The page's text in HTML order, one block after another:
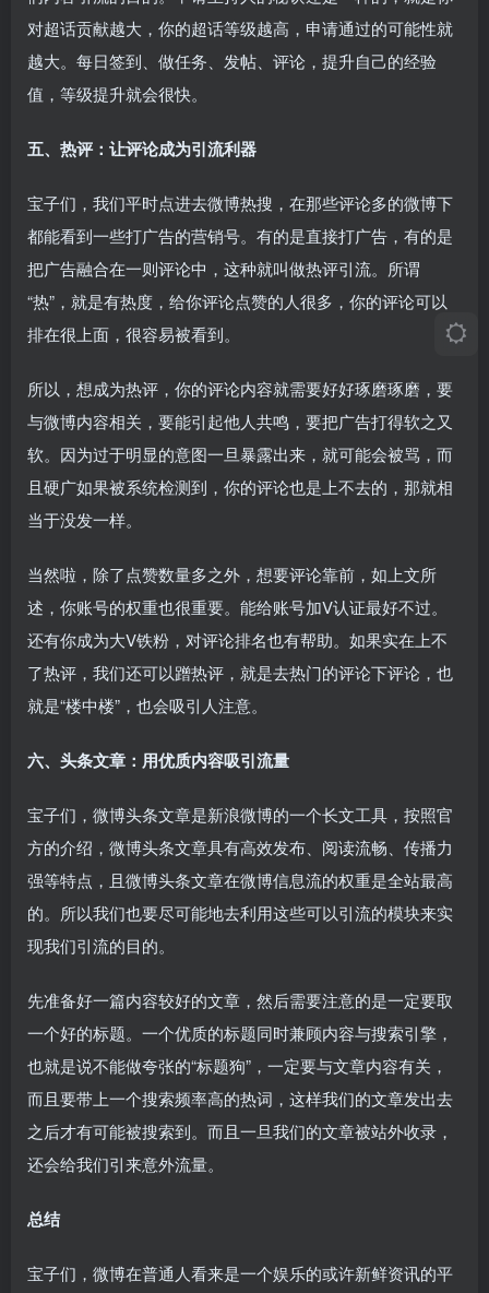
对超话贡献越大，你的超话等级越高，申请通过的可能性就
越大。每日签到、做任务、发帖、评论，提升自己的经验
值，等级提升就会很快。
五、热评：让评论成为引流利器
宝子们，我们平时点进去微博热搜，在那些评论多的微博下
都能看到一些打广告的营销号。有的是直接打广告，有的是
把广告融合在一则评论中，这种就叫做热评引流。所谓
“热”，就是有热度，给你评论点赞的人很多，你的评论可以
排在很上面，很容易被看到。
所以，想成为热评，你的评论内容就需要好好琢磨琢磨，要
与微博内容相关，要能引起他人共鸣，要把广告打得软之又
软。因为过于明显的意图一旦暴露出来，就可能会被骂，而
且硬广如果被系统检测到，你的评论也是上不去的，那就相
当于没发一样。
当然啦，除了点赞数量多之外，想要评论靠前，如上文所
述，你账号的权重也很重要。能给账号加V认证最好不过。
还有你成为大V铁粉，对评论排名也有帮助。如果实在上不
了热评，我们还可以蹭热评，就是去热门的评论下评论，也
就是“楼中楼”，也会吸引人注意。
六、头条文章：用优质内容吸引流量
宝子们，微博头条文章是新浪微博的一个长文工具，按照官
方的介绍，微博头条文章具有高效发布、阅读流畅、传播力
强等特点，且微博头条文章在微博信息流的权重是全站最高
的。所以我们也要尽可能地去利用这些可以引流的模块来实
现我们引流的目的。
先准备好一篇内容较好的文章，然后需要注意的是一定要取
一个好的标题。一个优质的标题同时兼顾内容与搜索引擎，
也就是说不能做夸张的“标题狗”，一定要与文章内容有关，
而且要带上一个搜索频率高的热词，这样我们的文章发出去
之后才有可能被搜索到。而且一旦我们的文章被站外收录，
还会给我们引来意外流量。
总结
宝子们，微博在普通人看来是一个娱乐的或许新鲜资讯的平